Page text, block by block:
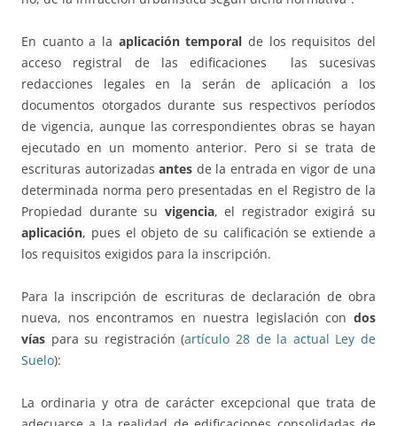
En cuanto a la aplicación temporal de los requisitos del
acceso registral de las edificaciones las sucesivas
redacciones legales en la serán de aplicación a los
documentos otorgados durante sus respectivos períodos
de vigencia, aunque las correspondientes obras se hayan
ejecutado en un momento anterior. Pero si se trata de
escrituras autorizadas antes de la entrada en vigor de una
determinada norma pero presentadas en el Registro de la
Propiedad durante su vigencia, el registrador exigirá su
aplicación, pues el objeto de su calificación se extiende a
los requisitos exigidos para la inscripción.
Para la inscripción de escrituras de declaración de obra
nueva, nos encontramos en nuestra legislación con dos
vías para su registración (artículo 28 de la actual Ley de
Suelo):
La ordinaria y otra de carácter excepcional que trata de